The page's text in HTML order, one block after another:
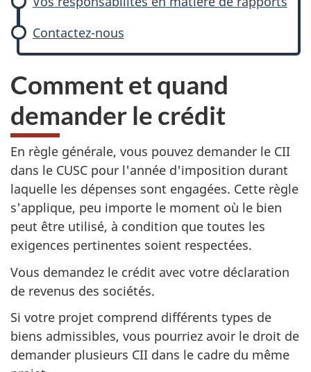
Contactez-nous
Comment et quand
demander le crédit
En règle générale, vous pouvez demander le CII
dans le CUSC pour l'année d'imposition durant
laquelle les dépenses sont engagées. Cette règle
s'applique, peu importe le moment où le bien
peut être utilisé, à condition que toutes les
exigences pertinentes soient respectées.
Vous demandez le crédit avec votre déclaration
de revenus des sociétés.
Si votre projet comprend différents types de
biens admissibles, vous pourriez avoir le droit de
demander plusieurs CII dans le cadre du même